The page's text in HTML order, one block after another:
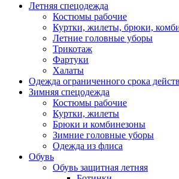
Летняя спецодежда
Костюмы рабочие
Куртки, жилеты, брюки,
Летние головные уборы
Трикотаж
Фартуки
Халаты
Одежда ограниченного срока
Зимняя спецодежда
Костюмы рабочие
Куртки, жилеты
Брюки и комбинезоны
Зимние головные уборы
Одежда из флиса
Обувь
Обувь защитная летняя